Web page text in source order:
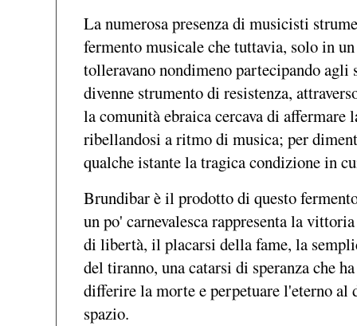
La numerosa presenza di musicisti
fermento musicale che tuttavia, solo in
tolleravano nondimeno partecipando
divenne strumento di resistenza,
la comunità ebraica cercava di affermare
ribellandosi a ritmo di musica; per
qualche istante la tragica condizione in
Brundibar è il prodotto di questo
un po' carnevalesca rappresenta la
di libertà, il placarsi della fame, la
del tiranno, una catarsi di speranza che
differire la morte e perpetuare l'eterno al
spazio.